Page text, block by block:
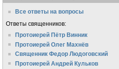
Все ответы на вопросы
Ответы священников:
Протоиерей Пётр Винник
Протоиерей Олег Махнёв
Священник Федор Людоговский
Протоиерей Андрей Кульков